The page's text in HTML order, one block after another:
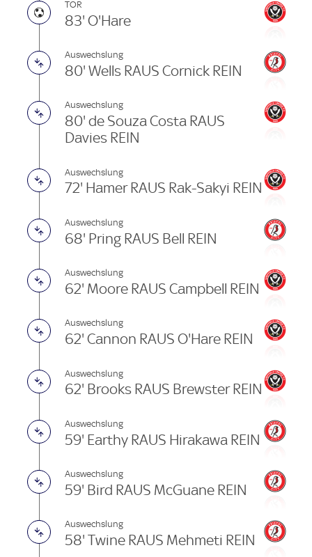
TOR
83' O'Hare
Auswechslung
80' Wells RAUS Cornick REIN
Auswechslung
80' de Souza Costa RAUS
Davies REIN
Auswechslung
72' Hamer RAUS Rak-Sakyi REIN
Auswechslung
68' Pring RAUS Bell REIN
Auswechslung
62' Moore RAUS Campbell REIN
Auswechslung
62' Cannon RAUS O'Hare REIN
Auswechslung
62' Brooks RAUS Brewster REIN
Auswechslung
59' Earthy RAUS Hirakawa REIN
Auswechslung
59' Bird RAUS McGuane REIN
Auswechslung
58' Twine RAUS Mehmeti REIN